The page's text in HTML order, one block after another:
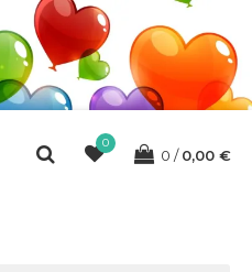
0
0 0,00 €